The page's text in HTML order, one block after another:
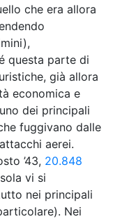
che era allora
questa parte di
già allora
economica e
dei principali
fuggivano dalle
aerei.
’43, 20.848
vi si
nei principali
Nei